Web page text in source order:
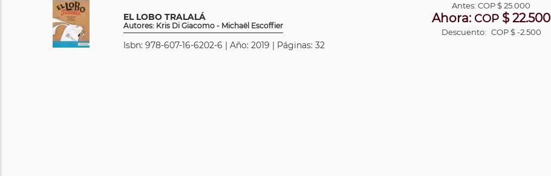
EL LOBO TRALALÁ
Autores: Kris Di Giacomo - Michaël Escoffier
Isbn: 978-607-16-6202-6 | Año: 2019 | Páginas: 32
Antes:COP$ 25.000
Ahora: COP $ 22.500
Descuento: COP $ -2.500